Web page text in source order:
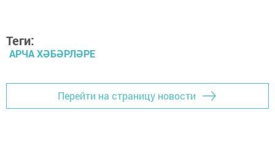
Теги:
АРЧА ХӘБӘРЛӘРЕ
Перейти на страницу новости